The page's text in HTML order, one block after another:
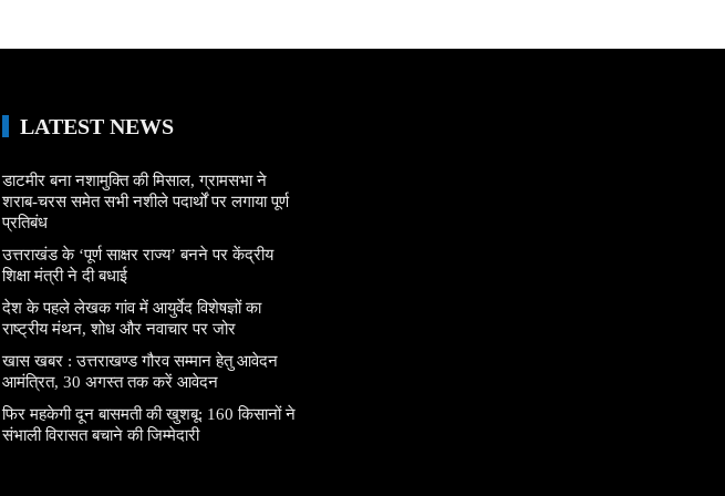
LATEST NEWS
डाटमीर बना नशामुक्ति की मिसाल, ग्रामसभा ने
शराब-चरस समेत सभी नशीले पदार्थों पर लगाया पूर्ण
प्रतिबंध
उत्तराखंड के ‘पूर्ण साक्षर राज्य’ बनने पर केंद्रीय
शिक्षा मंत्री ने दी बधाई
देश के पहले लेखक गांव में आयुर्वेद विशेषज्ञों का
राष्ट्रीय मंथन, शोध और नवाचार पर जोर
खास खबर : उत्तराखण्ड गौरव सम्मान हेतु आवेदन
आमंत्रित, 30 अगस्त तक करें आवेदन
फिर महकेगी दून बासमती की खुशबू: 160 किसानों ने
संभाली विरासत बचाने की जिम्मेदारी